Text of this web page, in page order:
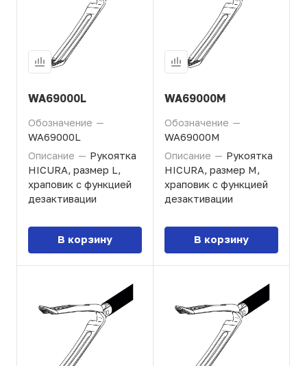
WA69000L
Обозначение —
WA69000L
Описание — Рукоятка
HICURA, размер L,
храповик с функцией
дезактивации
В корзину
WA69000M
Обозначение —
WA69000M
Описание — Рукоятка
HICURA, размер M,
храповик с функцией
дезактивации
В корзину